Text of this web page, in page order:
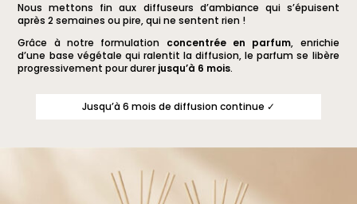
variations.
Les
options
peuvent
variations.
options
peuvent
choisies
du
Nous mettons fin aux diffuseurs d’ambiance qui s’épuisent
après 2 semaines ou pire, qui ne sentent rien !
Grâce à notre formulation concentrée en parfum, enrichie
d’une base végétale qui ralentit la diffusion, le parfum se libère
progressivement pour durer jusqu’à 6 mois.
Jusqu’à 6 mois de diffusion continue ✓